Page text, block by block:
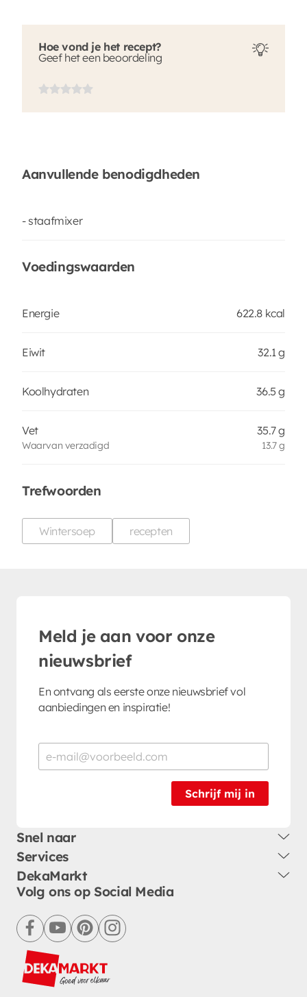
Hoe vond je het recept?
Geef het een beoordeling
Aanvullende benodigdheden
- staafmixer
Voedingswaarden
Energie 622.8 kcal
Eiwit 32.1 g
Koolhydraten 36.5 g
Vet 35.7 g
Waarvan verzadigd 13.7 g
Trefwoorden
Wintersoep recepten
Meld je aan voor onze
nieuwsbrief
En ontvang als eerste onze nieuwsbrief vol
aanbiedingen en inspiratie!
Schrijf mij in
Snel naar
Services
DekaMarkt
Volg ons op Social Media
facebookyoutubepinterestinstagram